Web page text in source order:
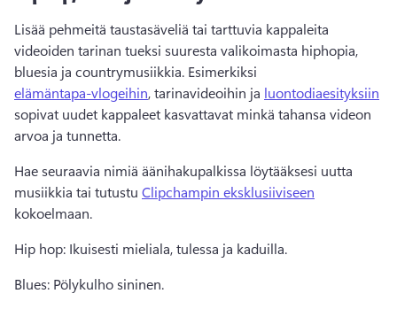
Lisää pehmeitä taustasäveliä tai tarttuvia kappaleita
videoiden tarinan tueksi suuresta valikoimasta hiphopia,
bluesia ja countrymusiikkia. Esimerkiksi
elämäntapa-vlogeihin, tarinavideoihin ja luontodiaesityksiin
sopivat uudet kappaleet kasvattavat minkä tahansa videon
arvoa ja tunnetta.
Hae seuraavia nimiä äänihakupalkissa löytääksesi uutta
musiikkia tai tutustu Clipchampin eksklusiiviseen
kokoelmaan.
Hip hop: Ikuisesti mieliala, tulessa ja kaduilla.
Blues: Pölykulho sininen.